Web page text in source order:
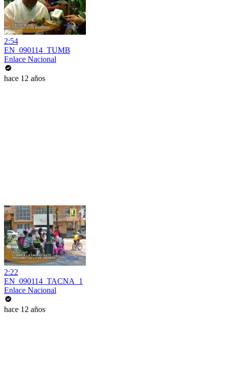
2:54
EN_090114_TUMB
Enlace Nacional
hace 12 años
2:22
EN_090114_TACNA_1
Enlace Nacional
hace 12 años